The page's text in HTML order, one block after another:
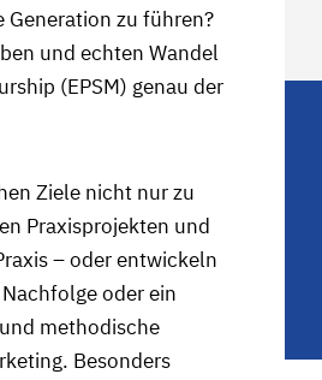
zu führen?
und echten Wandel
(EPSM) genau der
Ziele nicht nur zu
Praxisprojekten und
– oder entwickeln
oder ein
methodische
Besonders